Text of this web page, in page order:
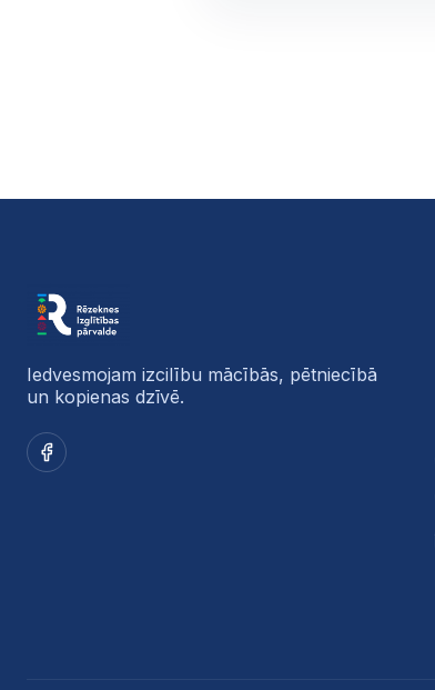
Iedvesmojam izcilību mācībās, pētniecībā
un kopienas dzīvē.
Facebook